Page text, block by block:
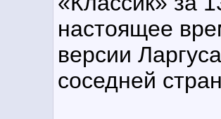
настоящее
версии
соседней